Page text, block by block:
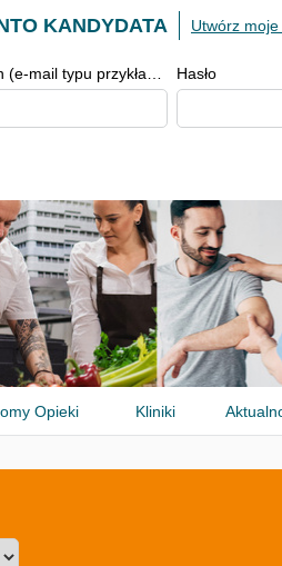
KANDYDATA
Hasło
Utwórz
Opieki Kliniki